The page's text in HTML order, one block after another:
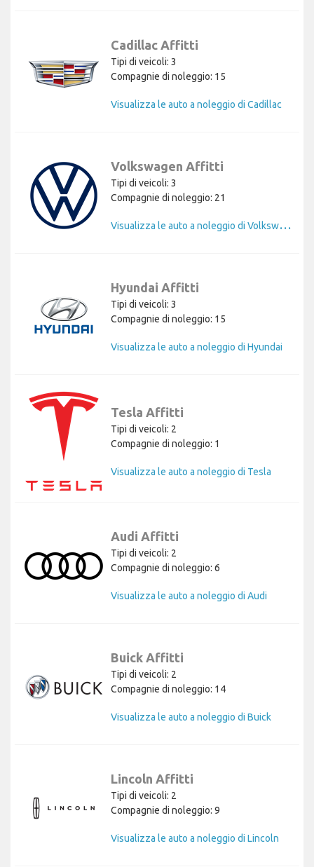
Cadillac Affitti
Tipi di veicoli: 3
Compagnie di noleggio: 15
Visualizza le auto a noleggio di Cadillac
Volkswagen Affitti
Tipi di veicoli: 3
Compagnie di noleggio: 21
V
isualizza le auto a noleggio di Volkswagen
Hyundai Affitti
Tipi di veicoli: 3
Compagnie di noleggio: 15
Visualizza le auto a noleggio di Hyundai
Tesla Affitti
Tipi di veicoli: 2
Compagnie di noleggio: 1
Visualizza le auto a noleggio di Tesla
Audi Affitti
Tipi di veicoli: 2
Compagnie di noleggio: 6
Visualizza le auto a noleggio di Audi
Buick Affitti
Tipi di veicoli: 2
Compagnie di noleggio: 14
Visualizza le auto a noleggio di Buick
Lincoln Affitti
Tipi di veicoli: 2
Compagnie di noleggio: 9
Visualizza le auto a noleggio di Lincoln